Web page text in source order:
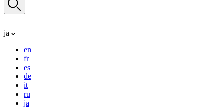
ja
en
fr
es
de
it
ru
ja